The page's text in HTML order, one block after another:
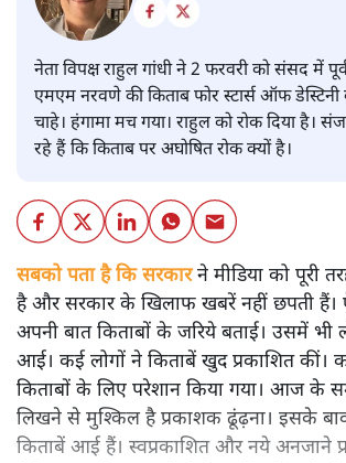
नेता विपक्ष राहुल गांधी ने 2 फरवरी को संसद में
एमएम नरवणे की किताब फोर स्टार्स ऑफ
चाहे। हंगामा मच गया। राहुल को रोक दिया है।
रहे हैं कि किताब पर अघोषित रोक क्यों है।
सबको पता है कि सरकारने मीडिया को पूरी
है और सरकार के खिलाफ खबरें नहीं छपती
अपनी बात किताबों के जरिये बताई। उसमें भी
आई। कई लोगों ने किताबें खुद प्रकाशित कीं।
किताबों के लिए परेशान किया गया। आज के
लिखने से मुश्किल है प्रकाशक ढूंढ़ना। इसके
किताबें आई हैं। स्वप्रकाशित और नये अनजाने